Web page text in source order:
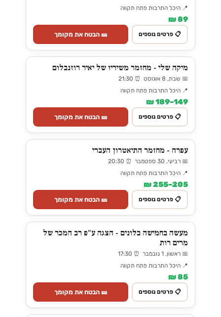
📍 היכל התרבות פתח תקווה
89 ₪
📋 פרטים נוספים 🎫 הבטח את מקומך
מיקה שלי - מחזמר משיריו של יאיר רוזנבלום
📅 שבת, 8 אוגוסט ⏰ 21:30
📍 היכל התרבות פתח תקווה
149–189 ₪
📋 פרטים נוספים 🎫 הבטח את מקומך
עפרה - מחזמר התיאטרון העברי
📅 רביעי, 30 ספטמבר ⏰ 20:30
📍 היכל התרבות פתח תקווה
205–255 ₪
📋 פרטים נוספים 🎫 הבטח את מקומך
מעשה בחמישה בלונים - הצגה ע"פ רב המכר של
מרים רות
📅 ראשון, 1 נובמבר ⏰ 17:30
📍 היכל התרבות פתח תקווה
85 ₪
📋 פרטים נוספים 🎫 הבטח את מקומך